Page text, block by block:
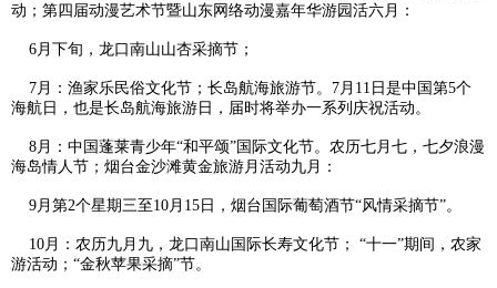
动；第四届动漫艺术节暨山东网络动漫嘉年华游园活六月：
6月下旬，龙口南山山杏采摘节；
7月：渔家乐民俗文化节； 长岛航海旅游节。7月11日是中国第5个
海航日，也是长岛航海旅游日，届时将举办一系列庆祝活动。
8月：中国蓬莱青少年“和平颂”国际文化节。农历七月七，七夕浪漫
海岛情人节；烟台金沙滩黄金旅游月活动九月：
9月第2个星期三至10月15日，烟台国际葡萄酒节“风情采摘节”。
10月：农历九月九，龙口南山国际长寿文化节； “十一”期间，农家
游活动；“金秋苹果采摘”节。